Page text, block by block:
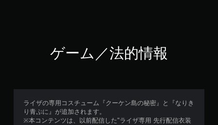
ゲーム／法的情報
ライザの専用コスチューム『クーケン島の秘密』と『なりき
り青ぷに』が追加されます。
※本コンテンツは、以前配信した"ライザ専用 先行配信衣装